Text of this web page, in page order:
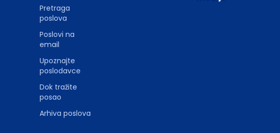
Pretraga
poslova
Poslovi na
email
Upoznajte
poslodavce
Dok tražite
posao
Arhiva poslova